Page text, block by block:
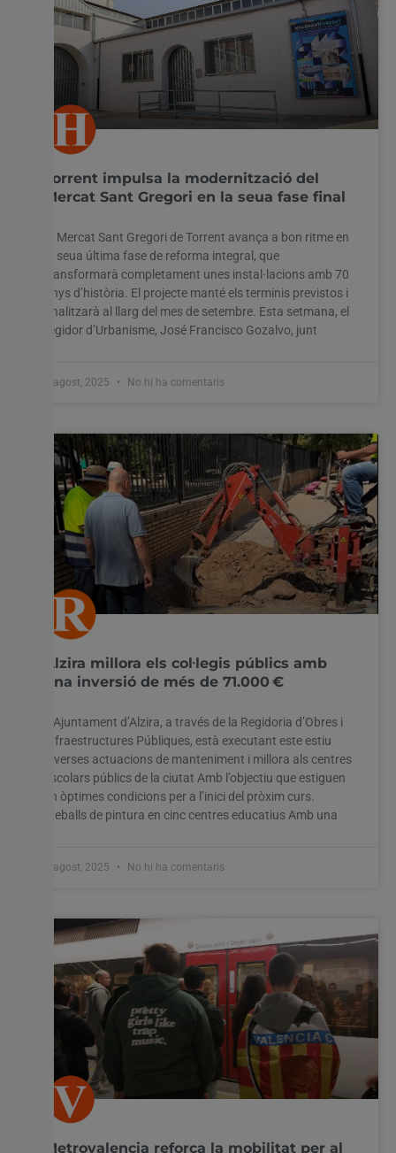
Torrent impulsa la modernització del
Mercat Sant Gregori en la seua fase final
El Mercat Sant Gregori de Torrent avança a bon ritme en
la seua última fase de reforma integral, que
transformarà completament unes instal·lacions amb 70
anys d’història. El projecte manté els terminis previstos i
finalitzarà al llarg del mes de setembre. Esta setmana, el
regidor d’Urbanisme, José Francisco Gozalvo, junt
8 agost, 2025 No hi ha comentaris
Alzira millora els col·legis públics amb
una inversió de més de 71.000 €
L’Ajuntament d’Alzira, a través de la Regidoria d’Obres i
Infraestructures Públiques, està executant este estiu
diverses actuacions de manteniment i millora als centres
escolars públics de la ciutat Amb l’objectiu que estiguen
en òptimes condicions per a l’inici del pròxim curs.
Treballs de pintura en cinc centres educatius Amb una
8 agost, 2025 No hi ha comentaris
Metrovalencia reforça la mobilitat per al